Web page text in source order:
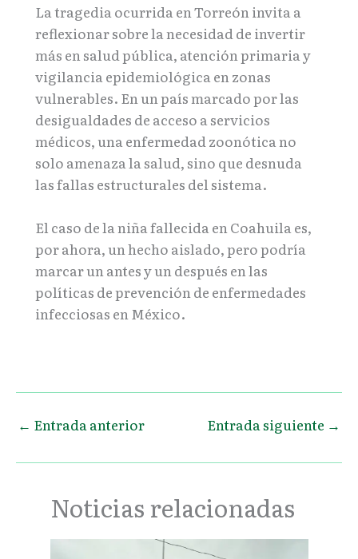
La tragedia ocurrida en Torreón invita a
reflexionar sobre la necesidad de invertir
más en salud pública, atención primaria y
vigilancia epidemiológica en zonas
vulnerables. En un país marcado por las
desigualdades de acceso a servicios
médicos, una enfermedad zoonótica no
solo amenaza la salud, sino que desnuda
las fallas estructurales del sistema.
El caso de la niña fallecida en Coahuila es,
por ahora, un hecho aislado, pero podría
marcar un antes y un después en las
políticas de prevención de enfermedades
infecciosas en México.
← Entrada anterior Entrada siguiente →
Noticias relacionadas